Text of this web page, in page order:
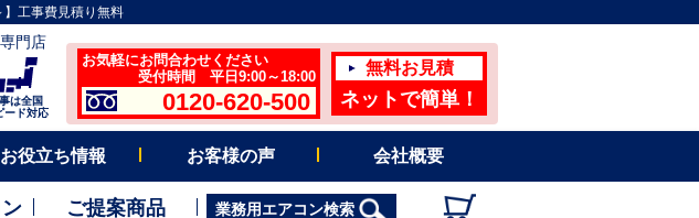
工事費見積り無料
門店
は全国
ード対応
お気軽にお問合わせください
受付時間 平日9:00～18:00
0120-620-500
無料お見積
ネットで簡単！
お役立ち情報 お客様の声 会社概要
ご提案商品 業務用エアコン検索